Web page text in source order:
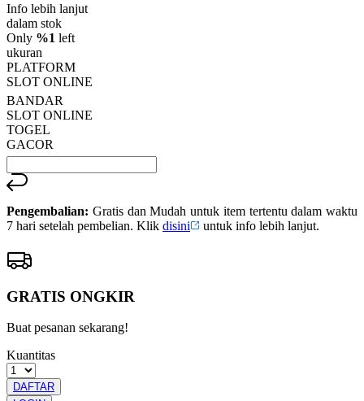
rating
rata-
rata.
Read
13
Reviews.
Tautan
halaman
yang
sama.
Info lebih lanjut
dalam stok
Only %1 left
ukuran
PLATFORM
SLOT ONLINE
BANDAR
SLOT ONLINE
TOGEL
GACOR
Pengembalian: Gratis dan Mudah untuk item tertentu dalam waktu
7 hari setelah pembelian. Klik disini untuk info lebih lanjut.
GRATIS ONGKIR
Buat pesanan sekarang!
Kuantitas
DAFTAR